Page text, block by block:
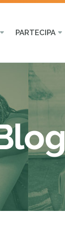
PARTECIPA